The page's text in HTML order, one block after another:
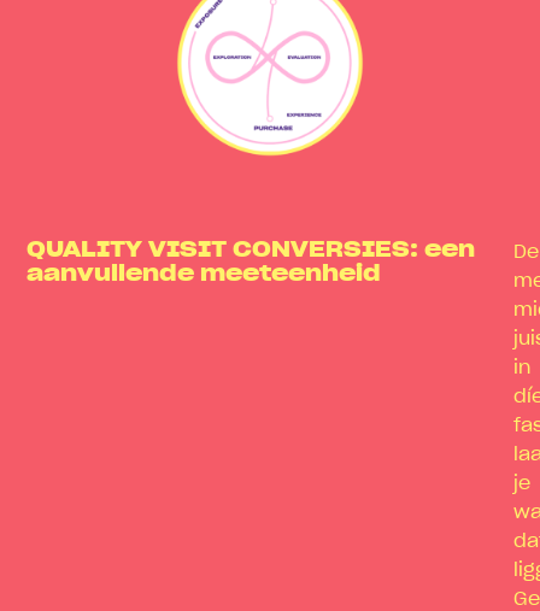
QUALITY VISIT CONVERSIES: een
aanvullende meeteenheid
De
in
je